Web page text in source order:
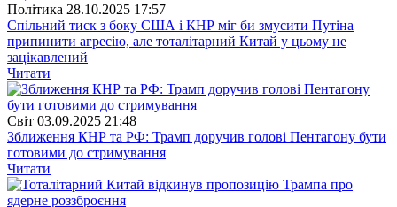
Полiтика 28.10.2025 17:57
Спільний тиск з боку США і КНР міг би змусити Путіна
припинити агресію, але тоталітарний Китай у цьому не
зацікавлений
Читати
Свiт 03.09.2025 21:48
Зближення КНР та РФ: Трамп доручив голові Пентагону бути
готовими до стримування
Читати